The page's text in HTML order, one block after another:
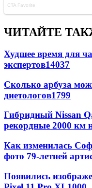
ЧИТАЙТЕ
Худшее время для
экспертов14037
Сколько арбуза
диетологов1799
Гибридный Nissan
рекордные 2000 км
Как изменилась
фото 79-летней
Появились